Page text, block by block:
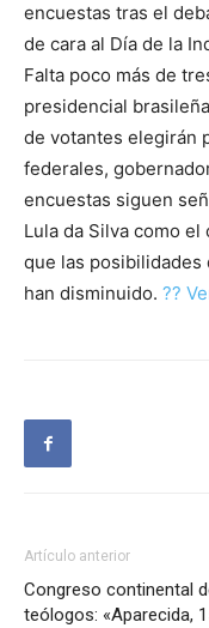
encuestas tras el
de cara al Día de la
Falta poco más de
presidencial
de votantes elegirán
federales,
encuestas siguen
Lula da Silva como
que las posibilidades
han disminuido. ??
Artículo anterior
Congreso continental
teólogos: «Aparecida,